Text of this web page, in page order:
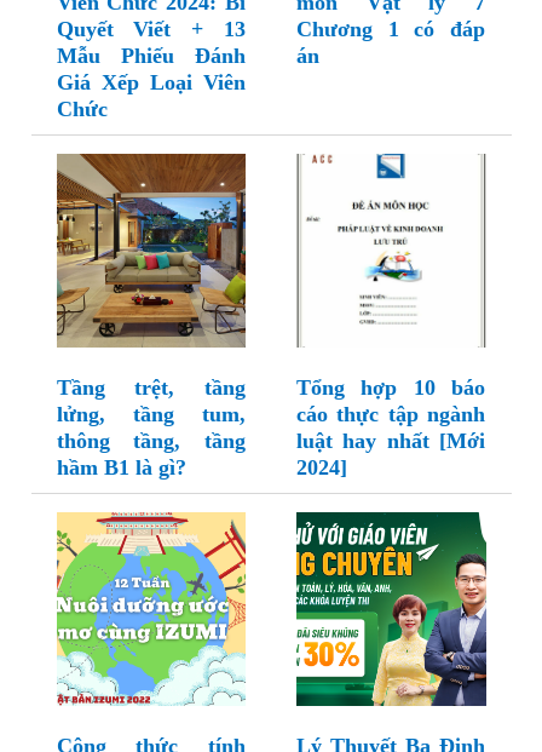
Quyết Viết + 13
Mẫu Phiếu Đánh
Giá Xếp Loại Viên
Chức
Chương 1 có đáp
án
Tầng trệt, tầng
lửng, tầng tum,
thông tầng, tầng
hầm B1 là gì?
Tổng hợp 10 báo
cáo thực tập ngành
luật hay nhất [Mới
2024]
Công thức tính
Lý Thuyết Ba Định